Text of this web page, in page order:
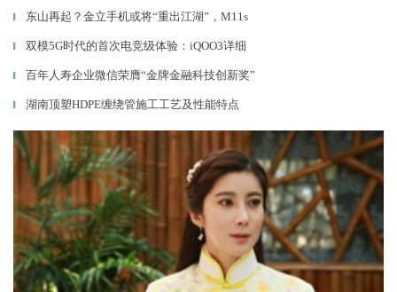
▎ 东山再起？金立手机或将“重出江湖”，M11s
▎ 双模5G时代的首次电竞级体验：iQOO3详细
▎ 百年人寿企业微信荣膺“金牌金融科技创新奖”
▎ 湖南顶塑HDPE缠绕管施工工艺及性能特点